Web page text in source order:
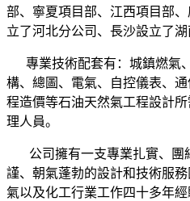
部、寧夏項目部、江西項目部
立了河北分公司、長沙設立了湖
專業技術配套有：城鎮燃氣
構、總圖、電氣、自控儀表、
程造價等石油天然氣工程設計
理人員。
公司擁有一支專業扎實、團
謹、朝氣蓬勃的設計和技術服
氣以及化工行業工作四十多年